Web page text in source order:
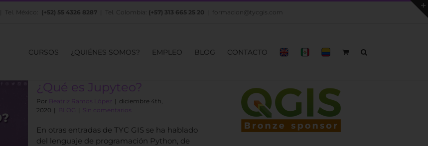
| Tel. México: (+52) 55 4326 8287 | Tel. Colombia: (+57) 313 665 25 20 formacion@tycgis.com
CURSOS ¿QUIÉNES SOMOS? EMPLEO BLOG CONTACTO
¿Qué es Jupyteo?
Por Beatriz Ramos López | diciembre 4th,
2020 | BLOG | Sin comentarios
En otras entradas de TYC GIS se ha hablado
del lenguaje de programación Python, de